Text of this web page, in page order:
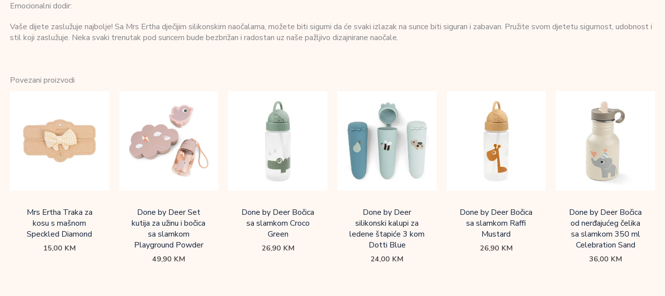
Emocionalni dodir:
Vaše dijete zaslužuje najbolje! Sa Mrs Ertha dječijim silikonskim naočalama, možete biti sigurni da će svaki izlazak na sunce biti siguran i zabavan. Pružite svom djetetu sigurnost, udobnost i
stil koji zaslužuje. Neka svaki trenutak pod suncem bude bezbrižan i radostan uz naše pažljivo dizajnirane naočale.
Povezani proizvodi
Mrs Ertha Traka za
kosu s mašnom
Speckled Diamond
15,00 KM
Done by Deer Set
kutija za užinu i bočica
sa slamkom
Playground Powder
49,90 KM
Done by Deer Bočica
sa slamkom Croco
Green
26,90 KM
Done by Deer
silikonski kalupi za
ledene štapiće 3 kom
Dotti Blue
24,00 KM
Done by Deer Bočica
sa slamkom Raffi
Mustard
26,90 KM
Done by Deer Bočica
od nerđajućeg čelika
sa slamkom 350 ml
Celebration Sand
36,00 KM